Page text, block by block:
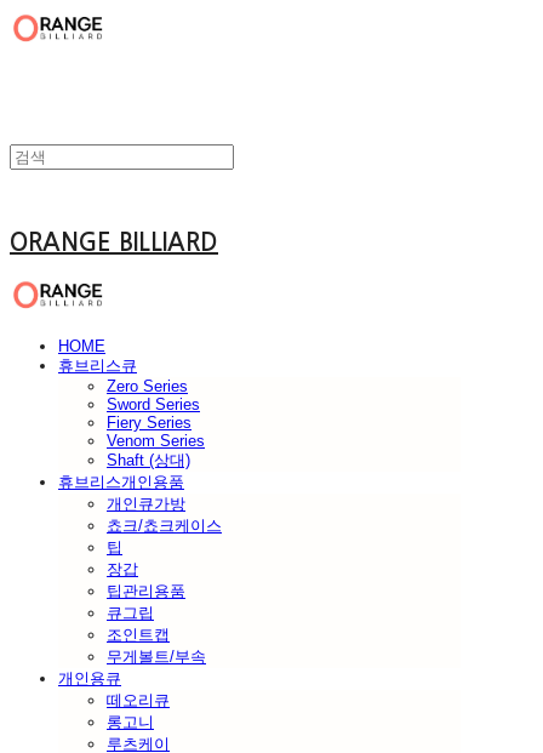
ORANGE BILLIARD
HOME
휴브리스큐
Zero Series
Sword Series
Fiery Series
Venom Series
Shaft (상대)
휴브리스개인용품
개인큐가방
쵸크/쵸크케이스
팁
장갑
팁관리용품
큐그립
조인트캡
무게볼트/부속
개인용큐
떼오리큐
롱고니
루츠케이